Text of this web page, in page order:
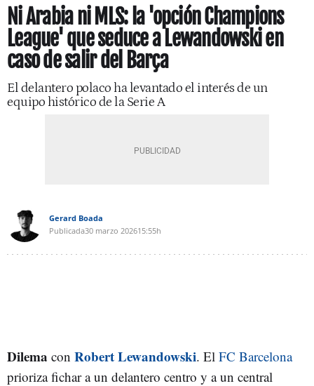
Ni Arabia ni MLS: la 'opción Champions
League' que seduce a Lewandowski en
caso de salir del Barça
El delantero polaco ha levantado el interés de un
equipo histórico de la Serie A
Gerard Boada
Publicada30 marzo 202615:55h
Dilema con Robert Lewandowski. El FC Barcelona
prioriza fichar a un delantero centro y a un central